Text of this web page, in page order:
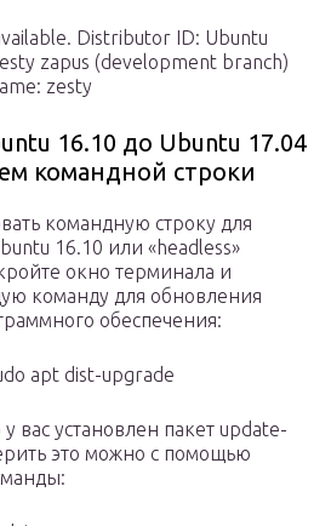
Distributor ID: Ubuntu
zapus (development branch)
zesty
16.10 до Ubuntu 17.04
командной строки
командную строку для
16.10 или «headless»
окно терминала и
команду для обновления
обеспечения:
apt dist-upgrade
вас установлен пакет update-
это можно с помощью